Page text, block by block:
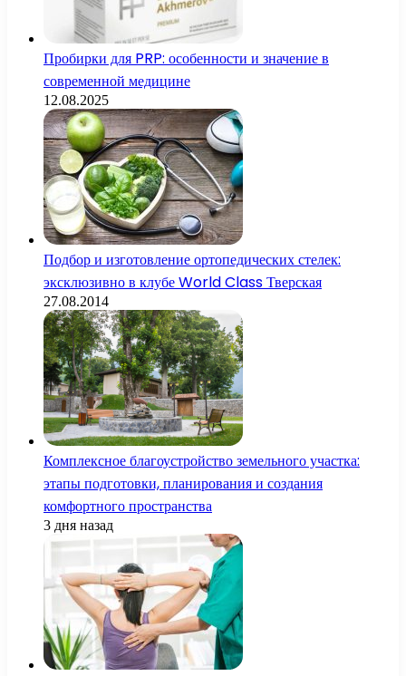
Пробирки для PRP: особенности и значение в
современной медицине
12.08.2025
Подбор и изготовление ортопедических стелек:
эксклюзивно в клубе World Class Тверская
27.08.2014
Комплексное благоустройство земельного участка:
этапы подготовки, планирования и создания
комфортного пространства
3 дня назад